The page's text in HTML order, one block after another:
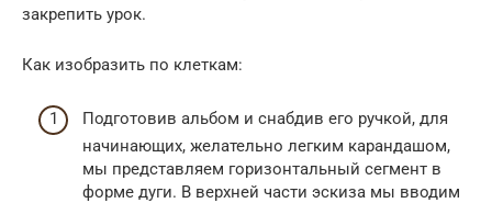
закрепить урок.
Как изобразить по клеткам:
Подготовив альбом и снабдив его ручкой, для
начинающих, желательно легким карандашом,
мы представляем горизонтальный сегмент в
форме дуги. В верхней части эскиза мы вводим